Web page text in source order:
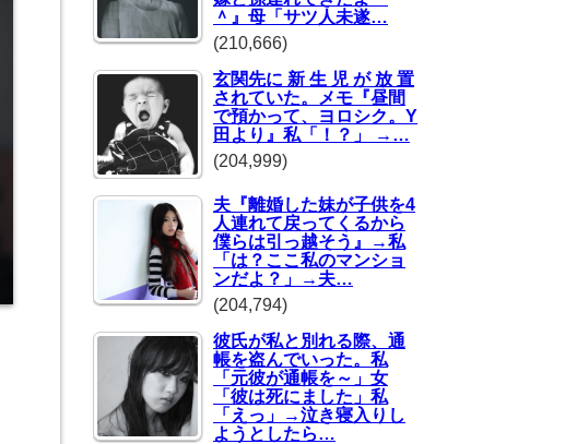
＾』母「サツ人未遂…
(210,666)
玄関先に 新 生 児 が 放 置
されていた。メモ『昼間
で預かって、ヨロシク。Y
田より』私「！？」 →…
(204,999)
夫『離婚した妹が子供を4
人連れて戻ってくるから
僕らは引っ越そう』→私
「は？ここ私のマンショ
ンだよ？」→夫…
(204,794)
彼氏が私と別れる際、通
帳を盗んでいった。私
「元彼が通帳を～」女
「彼は死にました」私
「えっ」→泣き寝入りし
ようとしたら…